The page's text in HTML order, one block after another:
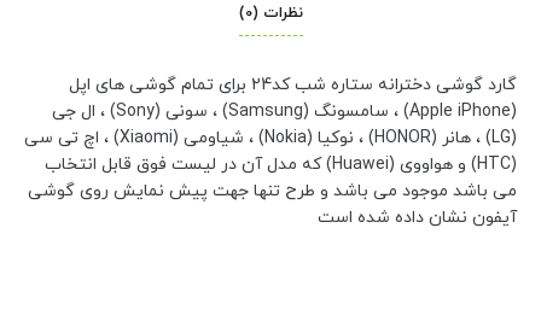
نظرات (0)
گارد گوشی دخترانه ستاره شب کد24 برای تمام گوشی های اپل
(Apple iPhone) ، سامسونگ (Samsung) ، سونی (Sony) ، ال جی
(LG) ، هانر (HONOR) ، نوکیا (Nokia) ، شیاومی (Xiaomi) ، اچ تی سی
(HTC) و هواووی (Huawei) که مدل آن در لیست فوق قابل انتخاب
می باشد موجود می باشد و طرح تنها جهت پیش نمایش روی گوشی
آیفون نشان داده شده است